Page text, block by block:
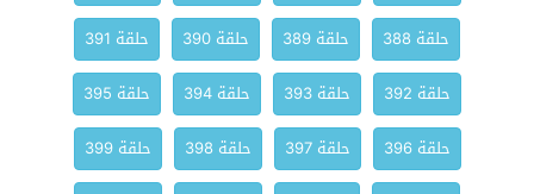
حلقة 388
حلقة 389 حلقة 390
حلقة 391
حلقة 392
حلقة 393 حلقة 394
حلقة 395
حلقة 396
حلقة 397 حلقة 398
حلقة 399